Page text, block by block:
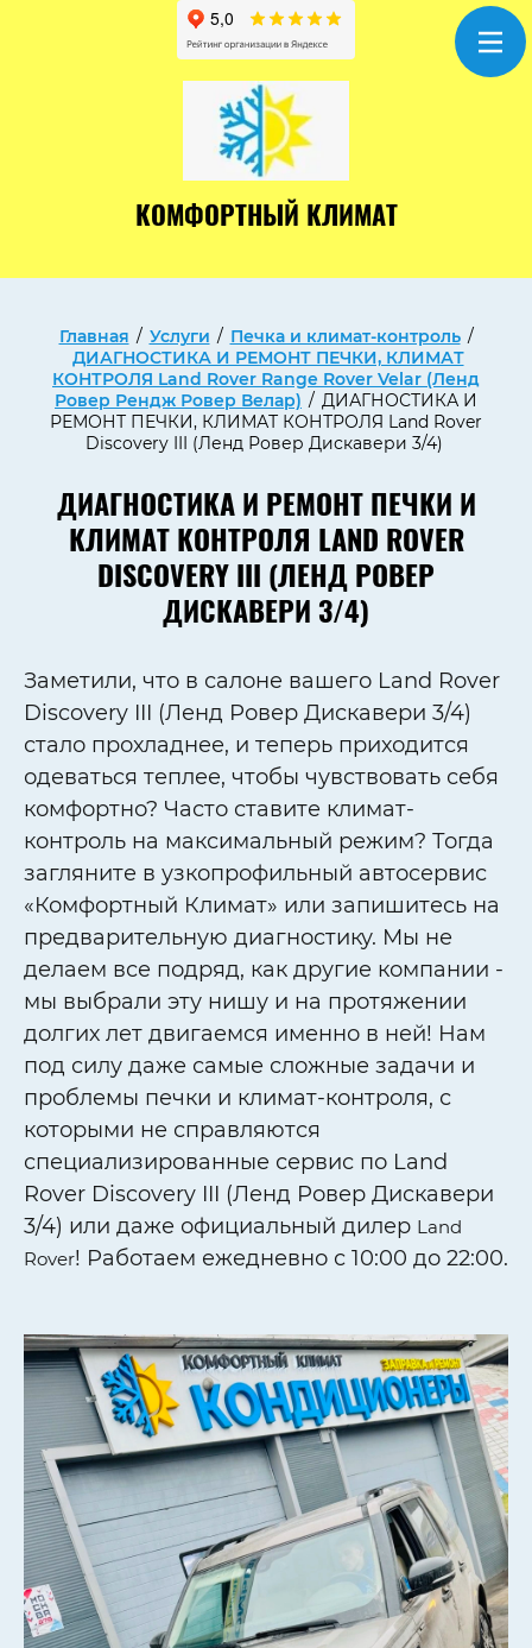
КОМФОРТНЫЙ КЛИМАТ
Главная / Услуги / Печка и климат-контроль /
ДИАГНОСТИКА И РЕМОНТ ПЕЧКИ, КЛИМАТ
КОНТРОЛЯ Land Rover Range Rover Velar (Ленд
Ровер Рендж Ровер Велар) / ДИАГНОСТИКА И
РЕМОНТ ПЕЧКИ, КЛИМАТ КОНТРОЛЯ Land Rover
Discovery III (Ленд Ровер Дискавери 3/4)
ДИАГНОСТИКА И РЕМОНТ ПЕЧКИ И
КЛИМАТ КОНТРОЛЯ LAND ROVER
DISCOVERY III (ЛЕНД РОВЕР
ДИСКАВЕРИ 3/4)
Заметили, что в салоне вашего Land Rover
Discovery III (Ленд Ровер Дискавери 3/4)
стало прохладнее, и теперь приходится
одеваться теплее, чтобы чувствовать себя
комфортно? Часто ставите климат-
контроль на максимальный режим? Тогда
загляните в узкопрофильный автосервис
«Комфортный Климат» или запишитесь на
предварительную диагностику. Мы не
делаем все подряд, как другие компании -
мы выбрали эту нишу и на протяжении
долгих лет двигаемся именно в ней! Нам
под силу даже самые сложные задачи и
проблемы печки и климат-контроля, с
которыми не справляются
специализированные сервис по Land
Rover Discovery III (Ленд Ровер Дискавери
3/4) или даже официальный дилер Land
Rover! Работаем ежедневно с 10:00 до 22:00.